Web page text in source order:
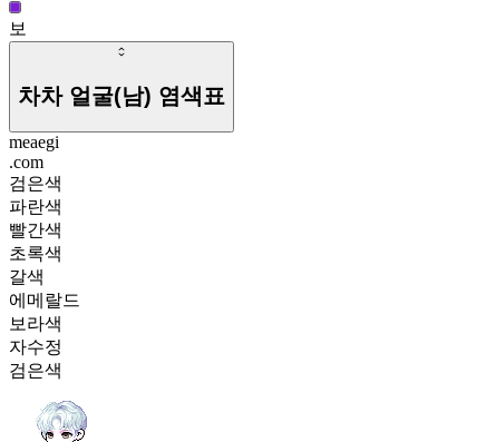
보
차차 얼굴(남) 염색표
meaegi
.com
검은색
파란색
빨간색
초록색
갈색
에메랄드
보라색
자수정
검은색